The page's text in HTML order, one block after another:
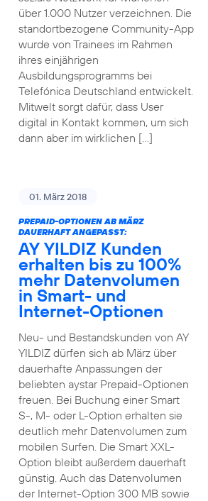
über 1.000 Nutzer verzeichnen. Die
standortbezogene Community-App
wurde von Trainees im Rahmen
ihres einjährigen
Ausbildungsprogramms bei
Telefónica Deutschland entwickelt.
Mitwelt sorgt dafür, dass User
digital in Kontakt kommen, um sich
dann aber im wirklichen […]
01. März 2018
PREPAID-OPTIONEN AB MÄRZ
DAUERHAFT ANGEPASST:
AY YILDIZ Kunden
erhalten bis zu 100%
mehr Datenvolumen
in Smart- und
Internet-Optionen
Neu- und Bestandskunden von AY
YILDIZ dürfen sich ab März über
dauerhafte Anpassungen der
beliebten aystar Prepaid-Optionen
freuen. Bei Buchung einer Smart
S-, M- oder L-Option erhalten sie
deutlich mehr Datenvolumen zum
mobilen Surfen. Die Smart XXL-
Option bleibt außerdem dauerhaft
günstig. Auch das Datenvolumen
der Internet-Option 300 MB sowie